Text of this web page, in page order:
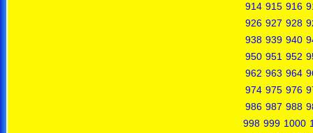
914 915 916
926 927 928
938 939 940
950 951 952
962 963 964
974 975 976
986 987 988
998 999 1000